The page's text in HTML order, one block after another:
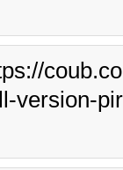
version-